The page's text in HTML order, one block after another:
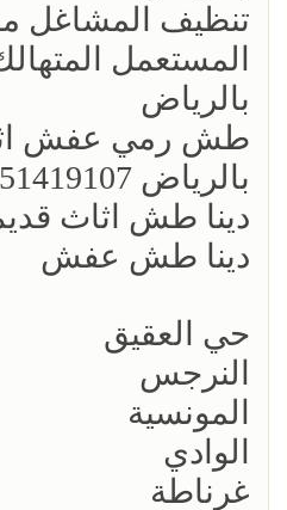
تنظيف المشاغل
المستعمل
بالرياض
طش رمي عفش
بالرياض 051419107 تالف
دينا طش اثاث
دينا طش عفش
حي العقيق
النرجس
المونسية
الوادي
غرناطة